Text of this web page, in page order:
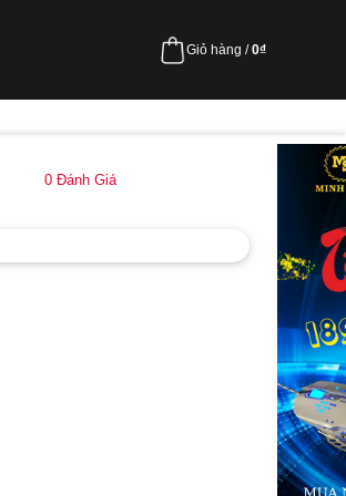
Giỏ hàng /0₫
0 Đánh Giá